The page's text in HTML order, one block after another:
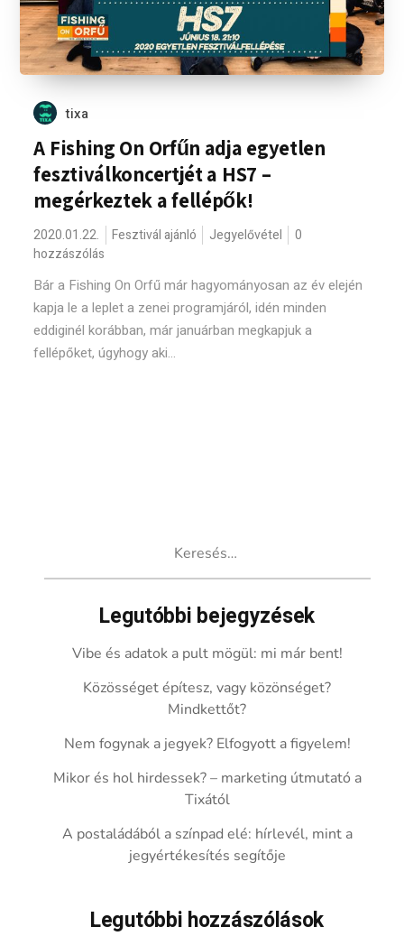
tixa
A Fishing On Orfűn adja egyetlen
fesztiválkoncertjét a HS7 –
megérkeztek a fellépők!
2020.01.22. Fesztivál ajánló Jegyelővétel
0
hozzászólás
Bár a Fishing On Orfű már hagyományosan az év elején
kapja le a leplet a zenei programjáról, idén minden
eddiginél korábban, már januárban megkapjuk a
fellépőket, úgyhogy aki...
Legutóbbi bejegyzések
Vibe és adatok a pult mögül: mi már bent!
Közösséget építesz, vagy közönséget?
Mindkettőt?
Nem fogynak a jegyek? Elfogyott a figyelem!
Mikor és hol hirdessek? – marketing útmutató a
Tixától
A postaládából a színpad elé: hírlevél, mint a
jegyértékesítés segítője
Legutóbbi hozzászólások